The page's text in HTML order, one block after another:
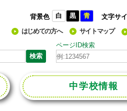
背景色 白 黒 青 文字サ
はじめての方へ サイトマップ
ページID検索
中学校情報